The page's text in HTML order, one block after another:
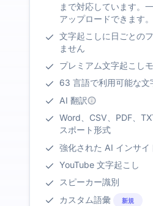
まで対応しています。
アップロードできます。
文字起こしに日ごとの
ません
プレミアム文字起こし
63 言語で利用可能な文
AI 翻訳
Word、CSV、PDF、
スポート形式
強化された AI インサイ
YouTube 文字起こし
スピーカー識別
カスタム語彙
新規